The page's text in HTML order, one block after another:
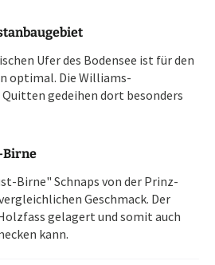
Ufer des Bodensee ist für den
optimal. Die Williams-
gedeihen dort besonders
Birne
Birne" Schnaps von der Prinz-
Geschmack. Der
gelagert und somit auch
kann.